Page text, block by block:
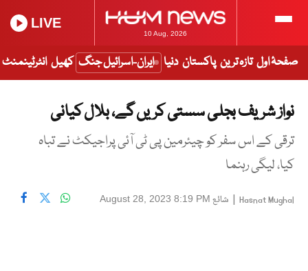
10 Aug, 2026
LIVE
صفحۂ اول تازہ ترین پاکستان دنیا ایران-اسرائیل جنگ کھیل انٹرٹینمنٹ
نواز شریف بجلی سستی کریں گے، بلال کیانی
ترقی کے اس سفر کو چیئرمین پی ٹی آئی پراجیکٹ نے تباہ
کیا، لیگی رہنما
Hasnat Mughal
| شائع August 28, 2023 8:19 PM